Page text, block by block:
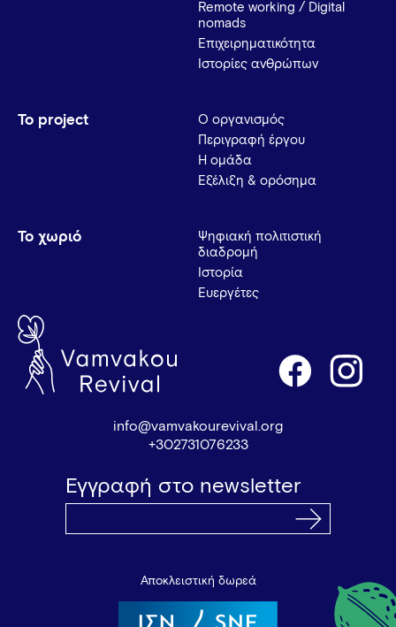
Remote working / Digital
nomads
Επιχειρηματικότητα
Ιστορίες ανθρώπων
Το project
Ο οργανισμός
Περιγραφή έργου
Η ομάδα
Εξέλιξη & ορόσημα
Το χωριό
Ψηφιακή πολιτιστική
διαδρομή
Ιστορία
Ευεργέτες
info@vamvakourevival.org
+302731076233
Εγγραφή στο newsletter
Αποκλειστική δωρεά